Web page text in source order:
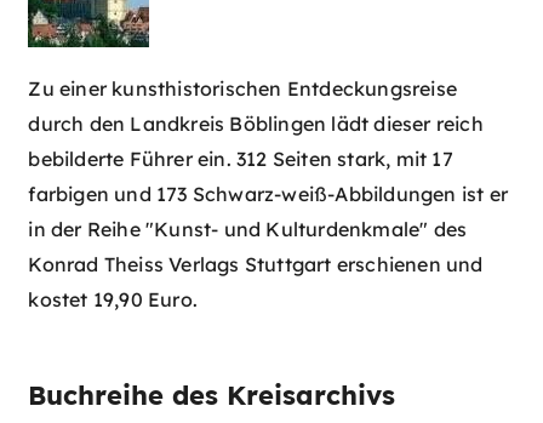
Zu einer kunsthistorischen Entdeckungsreise
durch den Landkreis Böblingen lädt dieser reich
bebilderte Führer ein. 312 Seiten stark, mit 17
farbigen und 173 Schwarz-weiß-Abbildungen ist er
in der Reihe "Kunst- und Kulturdenkmale" des
Konrad Theiss Verlags Stuttgart erschienen und
kostet 19,90 Euro.
Buchreihe des Kreisarchivs